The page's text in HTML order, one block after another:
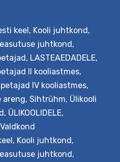
aitab määrata asutuse
tuvastada
edasist tegevust,
suunatud
võimalik kollektiivil või
Protsessi jooksul on toeks
keel, Kooli juhtkond,
juhtkond,
, LASTEAEDADELE,
II kooliastmes,
IV kooliastmes,
areng, Sihtrühm, Ülikooli
, ÜLIKOOLIDELE,
Valdkond
, Kooli juhtkond,
juhtkond,